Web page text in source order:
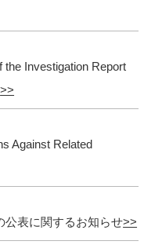
the Investigation Report
Against Related
公表に関するお知らせ